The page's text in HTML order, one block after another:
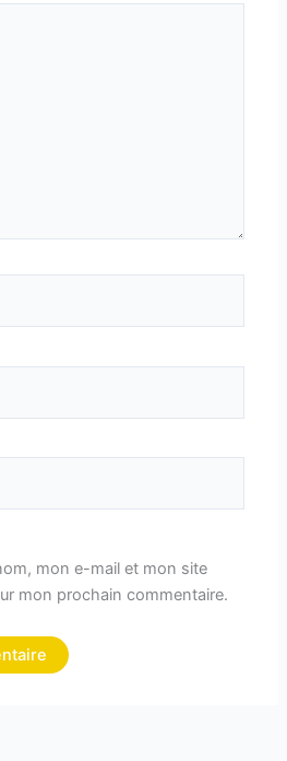
mon e-mail et mon site
mon prochain commentaire.